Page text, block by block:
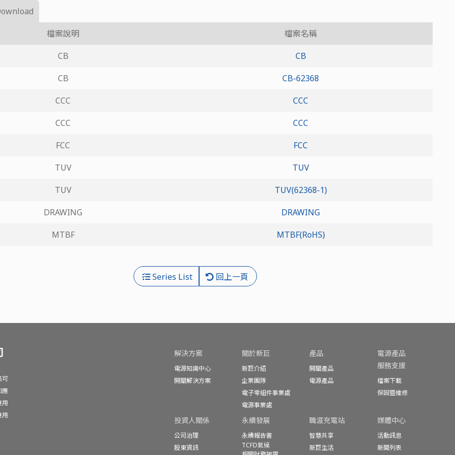
檔案說明
檔案名稱
CB
CB
CB
CB-62368
CCC
CCC
CCC
CCC
FCC
FCC
TUV
TUV
TUV
TUV(62368-1)
DRAWING
DRAWING
MTBF
MTBF(RoHS)
Series List 回上一頁
可
應
用
用
解決方案
電源知識中心
開關解決方案
關於新巨
新巨介紹
企業團隊
電子零組件事業處
電源事業處
產品
開關產品
電源產品
電源產品
服務支援
檔案下載
保固暨維修
投資人關係
公司治理
股東資訊
永續發展
永續報告書
TCFD氣候
職涯充電站
智慧共享
新巨生活
媒體中心
活動訊息
新聞列表